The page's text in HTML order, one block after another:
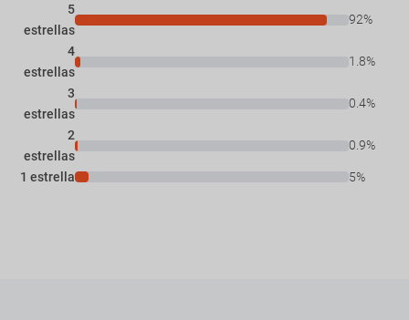
5
estrellas
92%
4
estrellas
1.8%
3
estrellas
0.4%
2
estrellas
0.9%
1 estrella 5%